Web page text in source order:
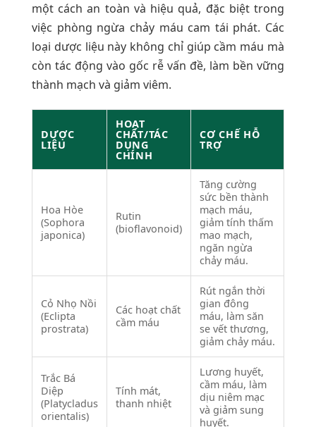
một cách an toàn và hiệu quả, đặc biệt trong
việc phòng ngừa chảy máu cam tái phát. Các
loại dược liệu này không chỉ giúp cầm máu mà
còn tác động vào gốc rễ vấn đề, làm bền vững
thành mạch và giảm viêm.
DƯỢC
LIỆU
HOẠT
CHẤT/TÁC
DỤNG
CHÍNH
CƠ CHẾ HỖ
TRỢ
Hoa Hòe
(Sophora
japonica)
Rutin
(bioflavonoid)
Tăng cường
sức bền thành
mạch máu,
giảm tính thấm
mao mạch,
ngăn ngừa
chảy máu.
Cỏ Nhọ Nồi
(Eclipta
prostrata)
Các hoạt chất
cầm máu
Rút ngắn thời
gian đông
máu, làm săn
se vết thương,
giảm chảy máu.
Trắc Bá
Diệp
(Platycladus
orientalis)
Tính mát,
thanh nhiệt
Lương huyết,
cầm máu, làm
dịu niêm mạc
và giảm sung
huyết.